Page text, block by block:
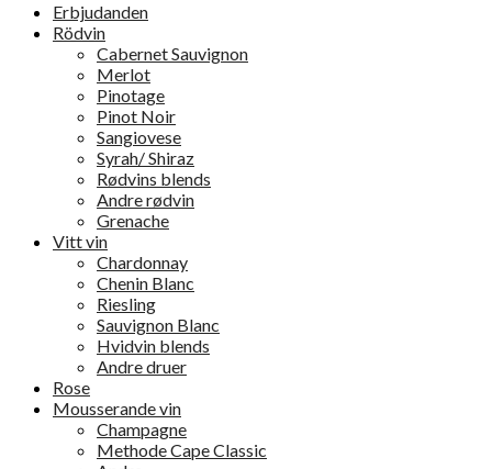
Erbjudanden
Rödvin
Cabernet Sauvignon
Merlot
Pinotage
Pinot Noir
Sangiovese
Syrah/ Shiraz
Rødvins blends
Andre rødvin
Grenache
Vitt vin
Chardonnay
Chenin Blanc
Riesling
Sauvignon Blanc
Hvidvin blends
Andre druer
Rose
Mousserande vin
Champagne
Methode Cape Classic